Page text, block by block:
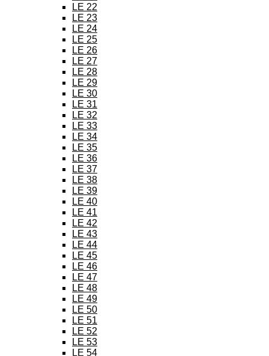
LE 22
LE 23
LE 24
LE 25
LE 26
LE 27
LE 28
LE 29
LE 30
LE 31
LE 32
LE 33
LE 34
LE 35
LE 36
LE 37
LE 38
LE 39
LE 40
LE 41
LE 42
LE 43
LE 44
LE 45
LE 46
LE 47
LE 48
LE 49
LE 50
LE 51
LE 52
LE 53
LE 54